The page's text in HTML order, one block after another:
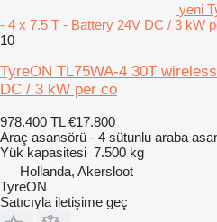
yeni
- 4 x 7.5 T - Battery 24V DC / 3 kW
10
TyreON TL75WA-4 30T
DC / 3 kW per co
978.400 TL €17.800
Araç asansörü - 4 sütunlu araba
Yük kapasitesi 7.500 kg
Hollanda, Akersloot
TyreON
Satıcıyla iletişime geç